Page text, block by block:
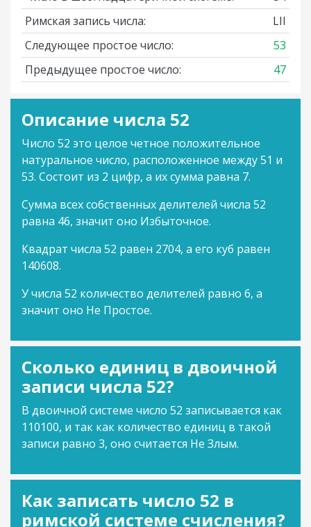
Римская запись числа:
LII
Следующее простое число:
53
Предыдущее простое число:
47
Описание числа 52
Число 52 это целое четное положительное
натуральное число, расположенное между 51 и
53. Состоит из 2 цифр, а их сумма равна 7.
Сумма всех собственных делителей числа 52
равна 46, значит оно Избыточное.
Квадрат числа 52 равен 2704, а его куб равен
140608.
У числа 52 количество делителей равно 6, а
значит оно Не Простое.
Сколько единиц в двоичной
записи числа 52?
В двоичной системе число 52 записывается как
110100, и так как количество единиц в такой
записи равно 3, оно считается Не Злым.
Как записать число 52 в
римской системе счисления?